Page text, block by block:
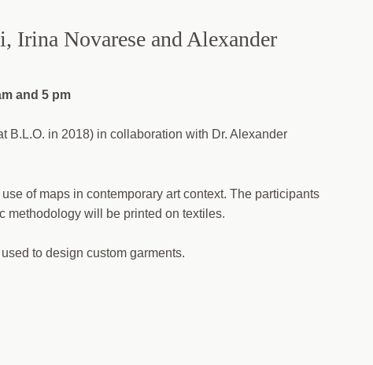
Novarese and Alexander
and 5 pm
B.L.O. in 2018) in collaboration with Dr. Alexander
of maps in contemporary art context. The participants
methodology will be printed on textiles.
to design custom garments.